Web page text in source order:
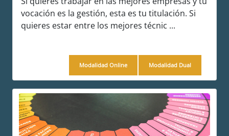
vocación es la gestión, esta es tu titulación. Si
quieres estar entre los mejores técnic ...
Modalidad Online Modalidad Dual